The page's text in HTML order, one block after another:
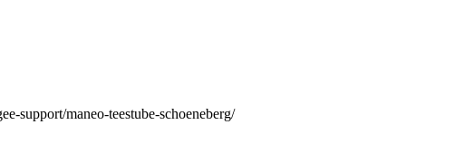
support/maneo-teestube-schoeneberg/